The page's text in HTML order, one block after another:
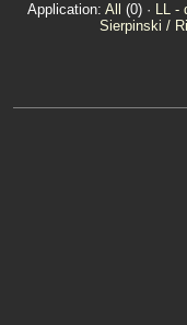
Application: All (0) · LL -
Sierpinski /